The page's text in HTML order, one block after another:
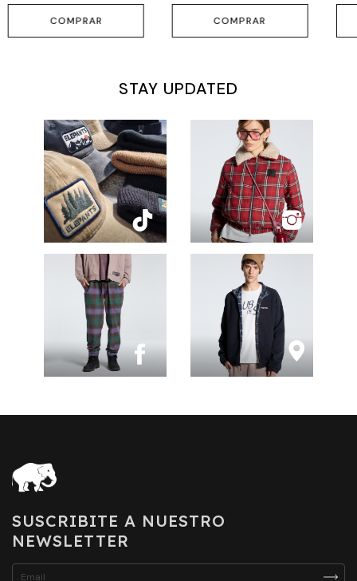
COMPRAR COMPRAR
STAY UPDATED
SUSCRIBITE A NUESTRO
NEWSLETTER